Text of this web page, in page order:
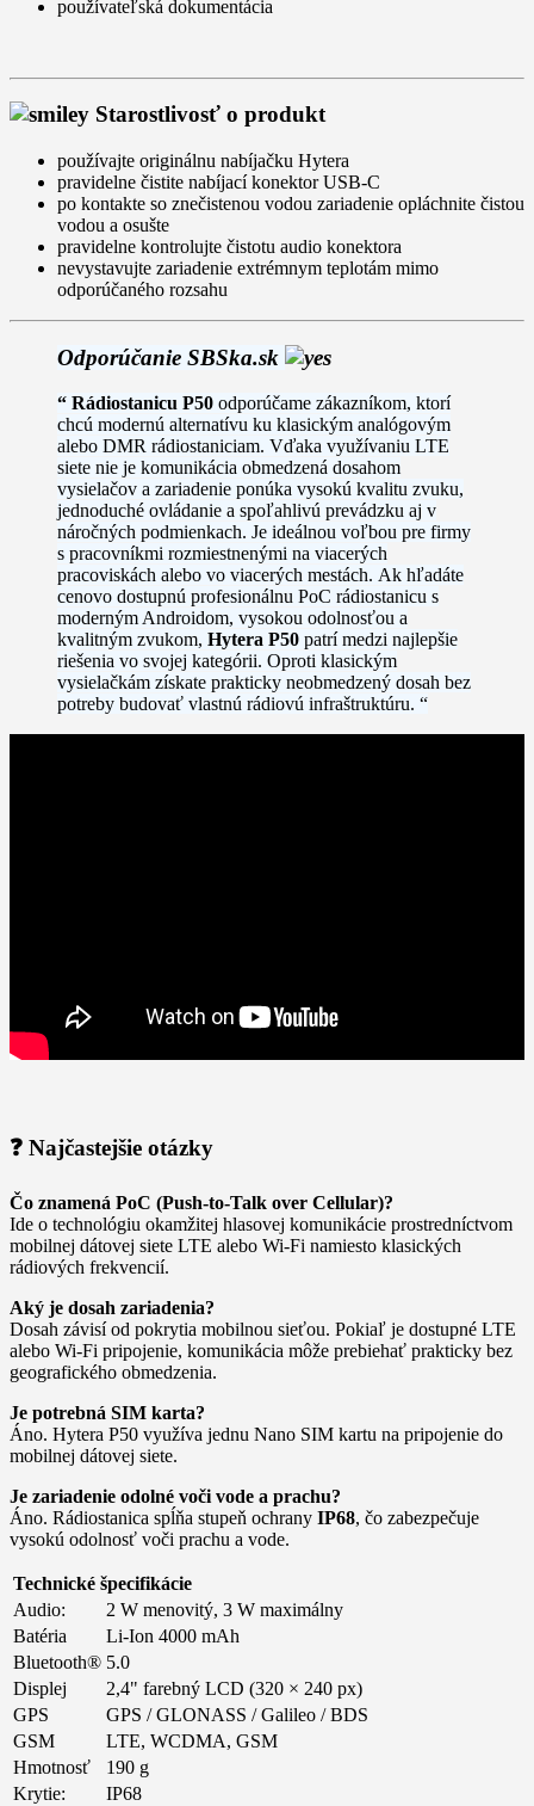
používateľská dokumentácia
Starostlivosť o produkt
používajte originálnu nabíjačku Hytera
pravidelne čistite nabíjací konektor USB-C
po kontakte so znečistenou vodou zariadenie opláchnite čistou
vodou a osušte
pravidelne kontrolujte čistotu audio konektora
nevystavujte zariadenie extrémnym teplotám mimo
odporúčaného rozsahu
Odporúčanie SBSka.sk
“ Rádiostanicu P50 odporúčame zákazníkom, ktorí
chcú modernú alternatívu ku klasickým analógovým
alebo DMR rádiostaniciam. Vďaka využívaniu LTE
siete nie je komunikácia obmedzená dosahom
vysielačov a zariadenie ponúka vysokú kvalitu zvuku,
jednoduché ovládanie a spoľahlivú prevádzku aj v
náročných podmienkach. Je ideálnou voľbou pre firmy
s pracovníkmi rozmiestnenými na viacerých
pracoviskách alebo vo viacerých mestách. Ak hľadáte
cenovo dostupnú profesionálnu PoC rádiostanicu s
moderným Androidom, vysokou odolnosťou a
kvalitným zvukom, Hytera P50 patrí medzi najlepšie
riešenia vo svojej kategórii. Oproti klasickým
vysielačkám získate prakticky neobmedzený dosah bez
potreby budovať vlastnú rádiovú infraštruktúru. “
❓ Najčastejšie otázky
Čo znamená PoC (Push-to-Talk over Cellular)?
Ide o technológiu okamžitej hlasovej komunikácie prostredníctvom
mobilnej dátovej siete LTE alebo Wi-Fi namiesto klasických
rádiových frekvencií.
Aký je dosah zariadenia?
Dosah závisí od pokrytia mobilnou sieťou. Pokiaľ je dostupné LTE
alebo Wi-Fi pripojenie, komunikácia môže prebiehať prakticky bez
geografického obmedzenia.
Je potrebná SIM karta?
Áno. Hytera P50 využíva jednu Nano SIM kartu na pripojenie do
mobilnej dátovej siete.
Je zariadenie odolné voči vode a prachu?
Áno. Rádiostanica spĺňa stupeň ochrany IP68, čo zabezpečuje
vysokú odolnosť voči prachu a vode.
Technické špecifikácie
Audio:
2 W menovitý, 3 W maximálny
Batéria
Li-Ion 4000 mAh
Bluetooth® 5.0
Displej
2,4" farebný LCD (320 × 240 px)
GPS
GPS / GLONASS / Galileo / BDS
GSM
LTE, WCDMA, GSM
Hmotnosť
190 g
Krytie:
IP68